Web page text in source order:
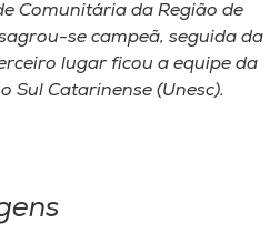
Comunitária da Região de
se campeã, seguida da
lugar ficou a equipe da
Sul Catarinense (Unesc).